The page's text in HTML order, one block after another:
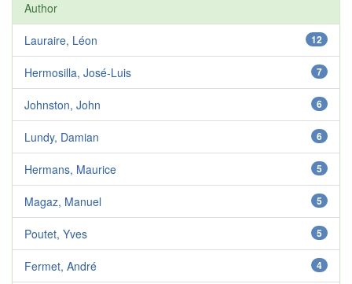
Author
12
Lauraire, Léon
7
Hermosilla, José-Luis
6
Johnston, John
6
Lundy, Damian
5
Hermans, Maurice
5
Magaz, Manuel
5
Poutet, Yves
4
Fermet, André